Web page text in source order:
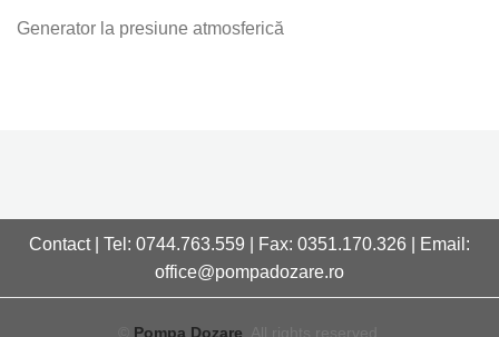
Generator la presiune atmosferică
Contact | Tel: 0744.763.559 | Fax: 0351.170.326 | Email:
office@pompadozare.ro
Pompa Dozare